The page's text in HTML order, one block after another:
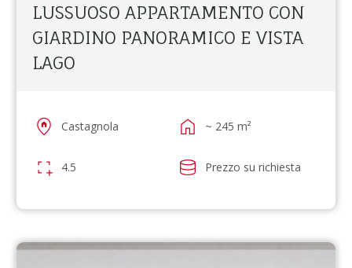
LUSSUOSO APPARTAMENTO CON
GIARDINO PANORAMICO E VISTA
LAGO
Castagnola ~ 245 m²
4.5 Prezzo su richiesta